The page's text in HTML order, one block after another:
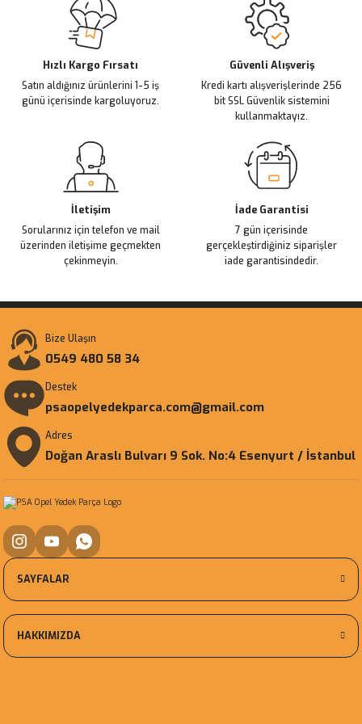
Ürün açıklamasında eksik bilgiler bulunuyor.
Ürün bilgilerinde hatalar bulunuyor.
Ürün fiyatı diğer sitelerden daha pahalı.
Bu ürüne benzer farklı alternatifler olmalı.
Hızlı Kargo Fırsatı
Satın aldığınız ürünlerini 1-5 iş
günü içerisinde kargoluyoruz.
Güvenli Alışveriş
Kredi kartı alışverişlerinde 256
bit SSL Güvenlik sistemini
kullanmaktayız.
İletişim
Sorularınız için telefon ve mail
üzerinden iletişime geçmekten
çekinmeyin.
İade Garantisi
7 gün içerisinde
gerçekleştirdiğiniz siparişler
iade garantisindedir.
Bize Ulaşın
0549 480 58 34
Destek
psaopelyedekparca.com@gmail.com
Adres
Doğan Araslı Bulvarı 9 Sok. No:4 Esenyurt / İstanbul
SAYFALAR
HAKKIMIZDA